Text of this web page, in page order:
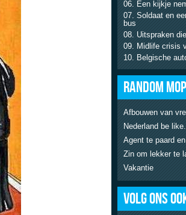
Een kijkje
Soldaat en
bus
Uitspraken
Midlife crisis
Belgische
RANDOM
Afbouwen van
Nederland be
Agent te paard
Zin om lekker te
Vakantie
VOLG ONS